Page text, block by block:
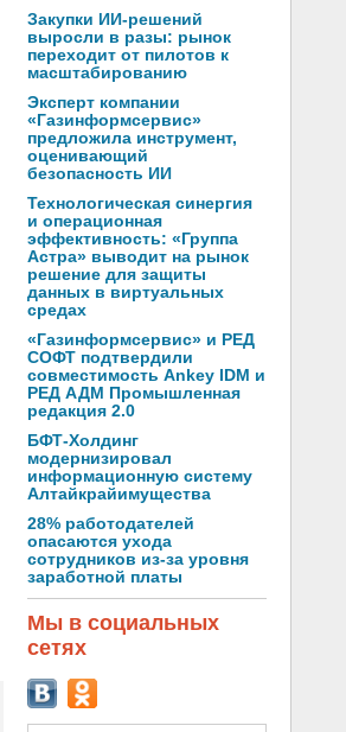
Закупки ИИ-решений
выросли в разы: рынок
переходит от пилотов к
масштабированию
Эксперт компании
«Газинформсервис»
предложила инструмент,
оценивающий
безопасность ИИ
Технологическая синергия
и операционная
эффективность: «Группа
Астра» выводит на рынок
решение для защиты
данных в виртуальных
средах
«Газинформсервис» и РЕД
СОФТ подтвердили
совместимость Ankey IDM и
РЕД АДМ Промышленная
редакция 2.0
БФТ-Холдинг
модернизировал
информационную систему
Алтайкрайимущества
28% работодателей
опасаются ухода
сотрудников из-за уровня
заработной платы
Мы в социальных
сетях